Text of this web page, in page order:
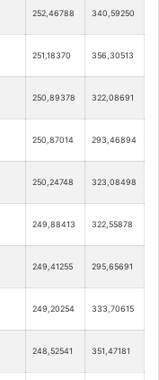
252,46788 340,59250
251,18370 356,30513
250,89378 322,08691
250,87014 293,46894
250,24748 323,08498
249,88413 322,55878
249,41255 295,65691
249,20254 333,70615
248,52541 351,47181